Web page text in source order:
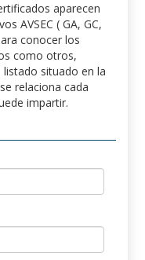
aparecen
AVSEC ( GA, GC,
conocer los
como otros,
situado en la
relaciona cada
impartir.